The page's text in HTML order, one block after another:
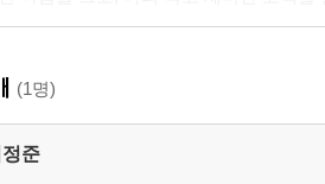
리즘을 넘어, 우리의 식탁에서 만나다
빠르지만 함께는 멀리 간다 128
않고 살아남는 생명은 없다 148
(1명)
준